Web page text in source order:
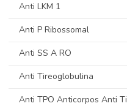
Anti LKM 1
Anti P Ribossomal
Anti SS A RO
Anti Tireoglobulina
Anti TPO Anticorpos Anti